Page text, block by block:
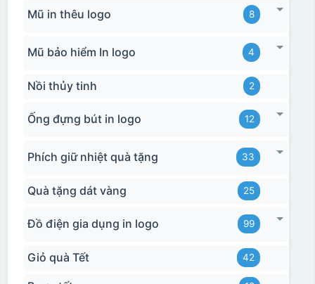
Mũ in thêu logo 8
Mũ bảo hiểm In logo 4
Nồi thủy tinh 2
Ống đựng bút in logo 12
Phích giữ nhiệt quà tặng 33
Quà tặng dát vàng 25
Đồ điện gia dụng in logo 99
Giỏ quà Tết 42